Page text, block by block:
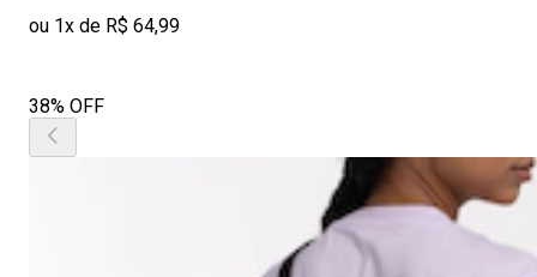
ou 1x de R$ 64,99
38% OFF